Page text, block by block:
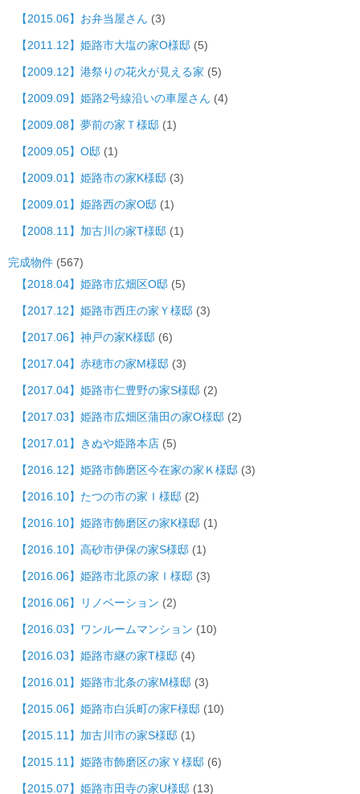
【2015.06】お弁当屋さん (3)
【2011.12】姫路市大塩の家O様邸 (5)
【2009.12】港祭りの花火が見える家 (5)
【2009.09】姫路2号線沿いの車屋さん (4)
【2009.08】夢前の家Ｔ様邸 (1)
【2009.05】O邸 (1)
【2009.01】姫路市の家K様邸 (3)
【2009.01】姫路西の家O邸 (1)
【2008.11】加古川の家T様邸 (1)
完成物件 (567)
【2018.04】姫路市広畑区O邸 (5)
【2017.12】姫路市西庄の家Ｙ様邸 (3)
【2017.06】神戸の家K様邸 (6)
【2017.04】赤穂市の家M様邸 (3)
【2017.04】姫路市仁豊野の家S様邸 (2)
【2017.03】姫路市広畑区蒲田の家O様邸 (2)
【2017.01】きぬや姫路本店 (5)
【2016.12】姫路市飾磨区今在家の家Ｋ様邸 (3)
【2016.10】たつの市の家Ｉ様邸 (2)
【2016.10】姫路市飾磨区の家K様邸 (1)
【2016.10】高砂市伊保の家S様邸 (1)
【2016.06】姫路市北原の家Ｉ様邸 (3)
【2016.06】リノベーション (2)
【2016.03】ワンルームマンション (10)
【2016.03】姫路市継の家T様邸 (4)
【2016.01】姫路市北条の家M様邸 (3)
【2015.06】姫路市白浜町の家F様邸 (10)
【2015.11】加古川市の家S様邸 (1)
【2015.11】姫路市飾磨区の家Ｙ様邸 (6)
【2015.07】姫路市田寺の家U様邸 (13)